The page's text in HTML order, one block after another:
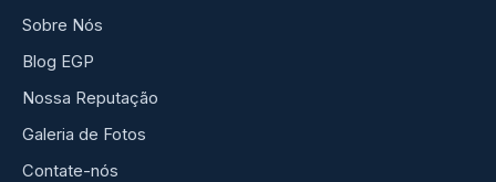
Sobre Nós
Blog EGP
Nossa Reputação
Galeria de Fotos
Contate-nós